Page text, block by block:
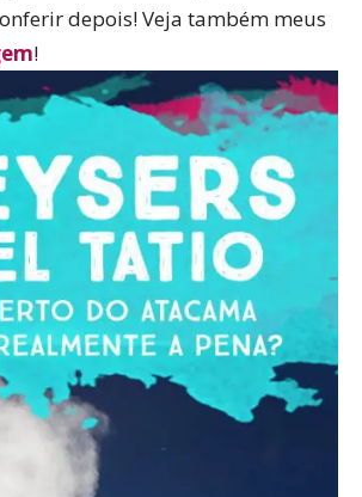
depois! Veja também meus
!